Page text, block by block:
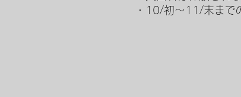
・10/初～11/末まで